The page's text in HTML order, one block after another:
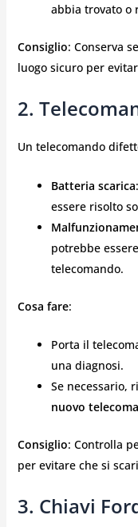
abbia trovato o
Consiglio: Conserva
luogo sicuro per
2.
Un telecomando
Batteria scarica
essere risolto
potrebbe
telecomando.
Cosa fare:
Porta il
una diagnosi.
Se necessario,
nuovo
Consiglio: Controlla
per evitare che si
3. Chiavi